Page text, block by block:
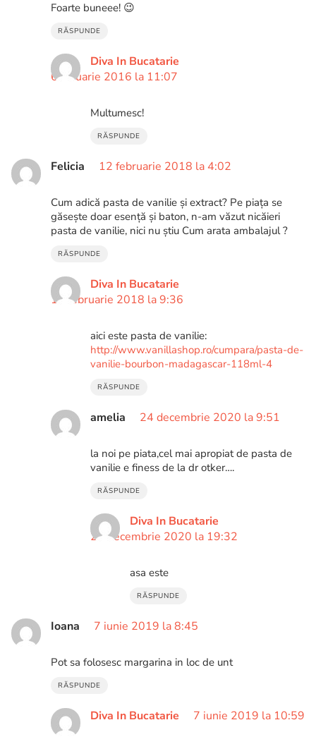
Foarte buneee! 😉
RĂSPUNDE
Diva In Bucatarie
6 ianuarie 2016 la 11:07
Multumesc!
RĂSPUNDE
Felicia 12 februarie 2018 la 4:02
Cum adică pasta de vanilie și extract? Pe piața se
găsește doar esență și baton, n-am văzut nicăieri
pasta de vanilie, nici nu știu Cum arata ambalajul ?
RĂSPUNDE
Diva In Bucatarie
12 februarie 2018 la 9:36
aici este pasta de vanilie:
http://www.vanillashop.ro/cumpara/pasta-de-
vanilie-bourbon-madagascar-118ml-4
RĂSPUNDE
amelia 24 decembrie 2020 la 9:51
la noi pe piata,cel mai apropiat de pasta de
vanilie e finess de la dr otker….
RĂSPUNDE
Diva In Bucatarie
24 decembrie 2020 la 19:32
asa este
RĂSPUNDE
Ioana 7 iunie 2019 la 8:45
Pot sa folosesc margarina in loc de unt
RĂSPUNDE
Diva In Bucatarie 7 iunie 2019 la 10:59